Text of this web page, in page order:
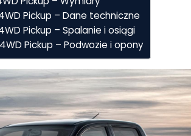
Pickup – Dane techniczne
Pickup – Spalanie i osiągi
Pickup – Podwozie i opony